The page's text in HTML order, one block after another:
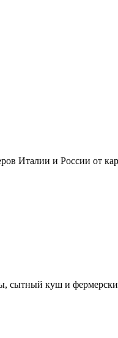
Италии и России от
сытный куш и